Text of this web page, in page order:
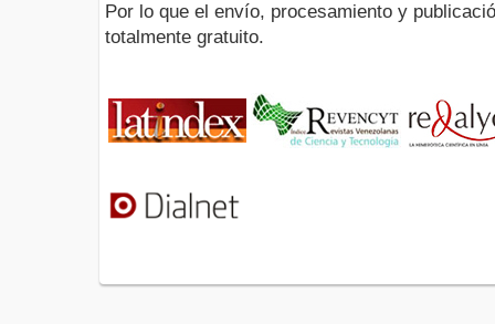
Por lo que el envío, procesamiento y
totalmente gratuito.